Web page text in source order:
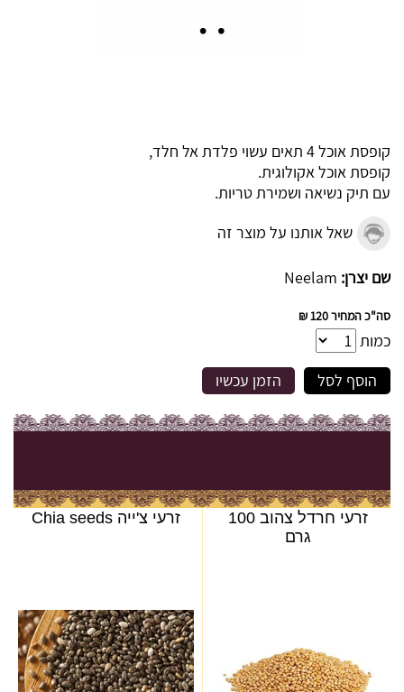
קופסת אוכל 4 תאים עשוי פלדת אל חלד,
קופסת אוכל אקולוגית.
עם תיק נשיאה ושמירת טריות.
שאל אותנו על מוצר זה
שם יצרן: Neelam
סה"כ המחיר120 ₪
כמות
הוסף לסל
הזמן עכשיו
זרעי חרדל צהוב 100
גרם
זרעי צ'ייה Chia seeds